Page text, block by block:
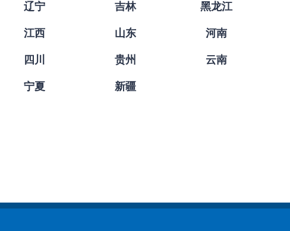
辽宁 吉林 黑龙江
江西 山东 河南
四川 贵州 云南
宁夏 新疆